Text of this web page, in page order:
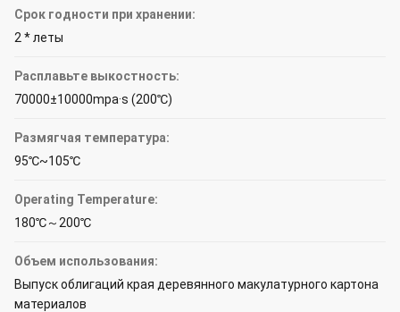
Срок годности при хранении:
2 * леты
Расплавьте выкостность:
70000±10000mpa·s (200℃)
Размягчая температура:
95℃~105℃
Operating Temperature:
180℃～200℃
Объем использования:
Выпуск облигаций края деревянного макулатурного картона
материалов